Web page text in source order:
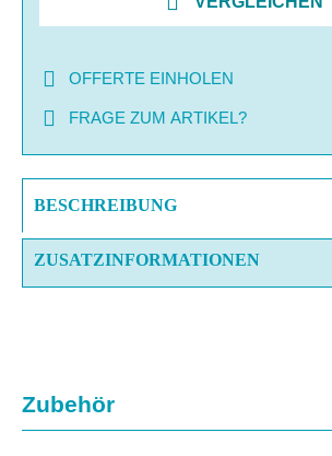
OFFERTE EINHOLEN
FRAGE ZUM ARTIKEL?
BESCHREIBUNG
ZUSATZINFORMATIONEN
Produktgalerie überspringen
Zubehör